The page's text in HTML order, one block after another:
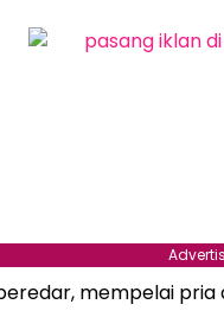
mempelai